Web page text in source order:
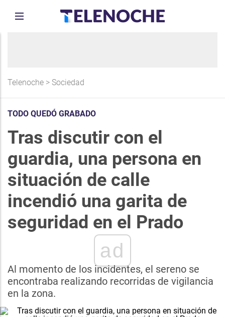
Telenoche > Sociedad
TODO QUEDÓ GRABADO
Tras discutir con el
guardia, una persona en
situación de calle
incendió una garita de
seguridad en el Prado
ad
Al momento de los incidentes, el sereno se
encontraba realizando recorridas de vigilancia
en la zona.